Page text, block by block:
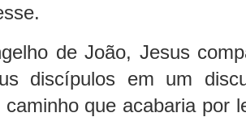
de João, Jesus
discípulos em um
caminho que acabaria por